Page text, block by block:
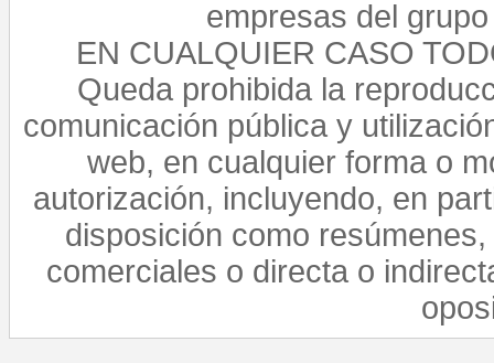
empresas del
EN CUALQUIER CASO
Queda prohibida la
comunicación pública y
web, en cualquier forma o
autorización, incluyendo, en
disposición como
comerciales o directa o